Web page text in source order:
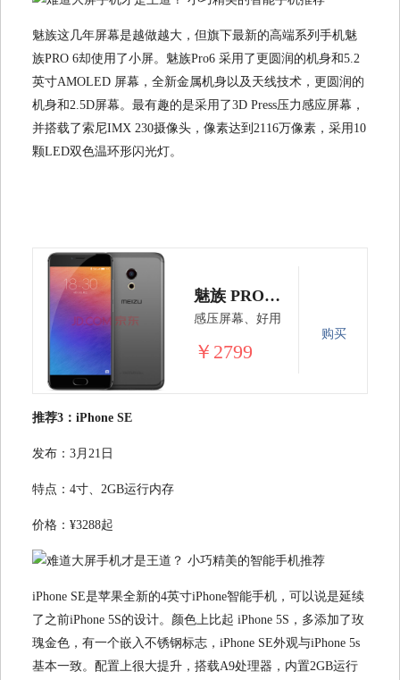
魅族这几年屏幕是越做越大，但旗下最新的高端系列手机魅
族PRO 6却使用了小屏。魅族Pro6 采用了更圆润的机身和5.2
英寸AMOLED 屏幕，全新金属机身以及天线技术，更圆润的
机身和2.5D屏幕。最有趣的是采用了3D Press压力感应屏幕，
并搭载了索尼IMX 230摄像头，像素达到2116万像素，采用10
颗LED双色温环形闪光灯。
魅族 PRO6 全网通4G手机双卡双待 星空黑 标配版(4G RAM+32G ROM)标配
感压屏幕、好用
￥2799
购买
推荐3：iPhone SE
发布：3月21日
特点：4寸、2GB运行内存
价格：¥3288起
iPhone SE是苹果全新的4英寸iPhone智能手机，可以说是延续
了之前iPhone 5S的设计。颜色上比起 iPhone 5S，多添加了玫
瑰金色，有一个嵌入不锈钢标志，iPhone SE外观与iPhone 5s
基本一致。配置上很大提升，搭载A9处理器，内置2GB运行